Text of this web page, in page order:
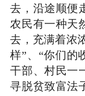
去，沿途顺便
农民有一种天
去，充满着浓
样”、“你们的
干部、村民一
寻脱贫致富法